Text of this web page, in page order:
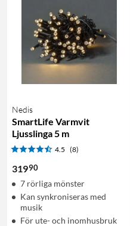
Nedis
SmartLife Varmvit
Ljusslinga 5 m
4.5 (8)
31990
7 rörliga mönster
Kan synkroniseras med
musik
För ute- och inomhusbruk